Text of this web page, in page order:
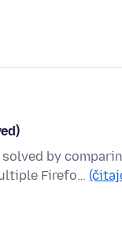
by
Firefo…